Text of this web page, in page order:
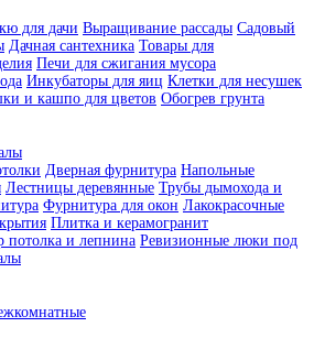
для дачи Выращивание рассады Садовый
Дачная сантехника Товары для
Печи для сжигания мусора
Инкубаторы для яиц Клетки для несушек
и кашпо для цветов Обогрев грунта
Дверная фурнитура Напольные
Лестницы деревянные Трубы дымохода и
Фурнитура для окон Лакокрасочные
Плитка и керамогранит
потолка и лепнина Ревизионные люки под